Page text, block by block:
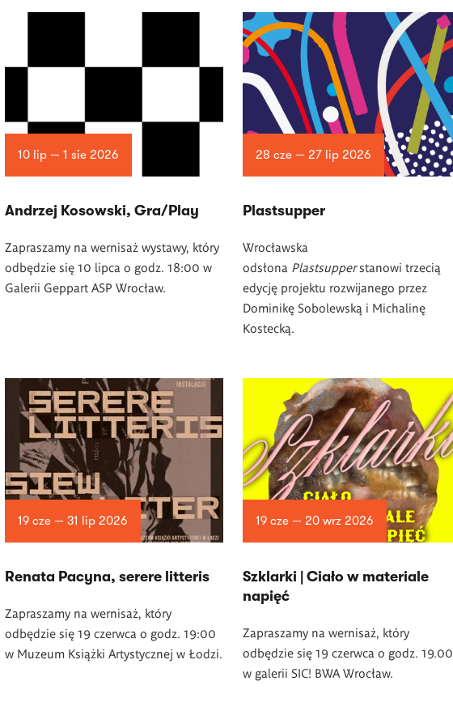
10 lip — 1 sie 2026
Andrzej Kosowski, Gra/Play
Zapraszamy na wernisaż wystawy, który
odbędzie się 10 lipca o godz. 18:00 w
Galerii Geppart ASP Wrocław.
28 cze — 27 lip 2026
Plastsupper
Wrocławska
odsłona Plastsupperstanowi trzecią
edycję projektu rozwijanego przez
Dominikę Sobolewską i Michalinę
Kostecką.
19 cze — 31 lip 2026
Renata Pacyna, serere litteris
Zapraszamy na wernisaż, który
odbędzie się 19 czerwca o godz. 19:00
w Muzeum Książki Artystycznej w Łodzi.
19 cze — 20 wrz 2026
­Szklarki | Ciało w materiale
napięć
Zapraszamy na wernisaż, który
odbędzie się 19 czerwca o godz. 19.00
wgalerii SIC! BWA Wrocław.